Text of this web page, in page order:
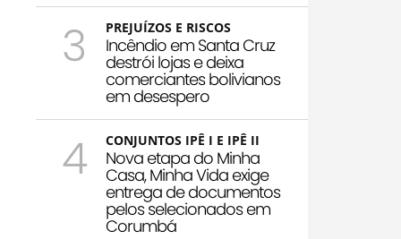
3 PREJUÍZOS E RISCOS
Incêndio em Santa Cruz
destrói lojas e deixa
comerciantes bolivianos
em desespero
4 CONJUNTOS IPÊ I E IPÊ II
Nova etapa do Minha
Casa, Minha Vida exige
entrega de documentos
pelos selecionados em
Corumbá